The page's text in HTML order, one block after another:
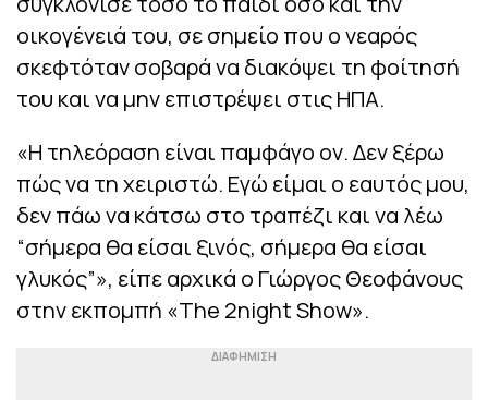
οικογένειά του, σε σημείο που ο νεαρός
σκεφτόταν σοβαρά να διακόψει τη φοίτησή
του και να μην επιστρέψει στις ΗΠΑ.
«Η τηλεόραση είναι παμφάγο ον. Δεν ξέρω
πώς να τη χειριστώ. Εγώ είμαι ο εαυτός μου,
δεν πάω να κάτσω στο τραπέζι και να λέω
“σήμερα θα είσαι ξινός, σήμερα θα είσαι
γλυκός”», είπε αρχικά ο Γιώργος Θεοφάνους
στην εκπομπή «The 2night Show».